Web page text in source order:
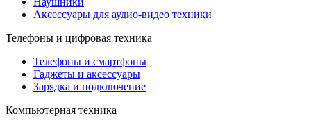
Аксессуары для аудио-видео техники
Телефоны и цифровая техника
Телефоны и смартфоны
Гаджеты и аксессуары
Зарядка и подключение
Компьютерная техника